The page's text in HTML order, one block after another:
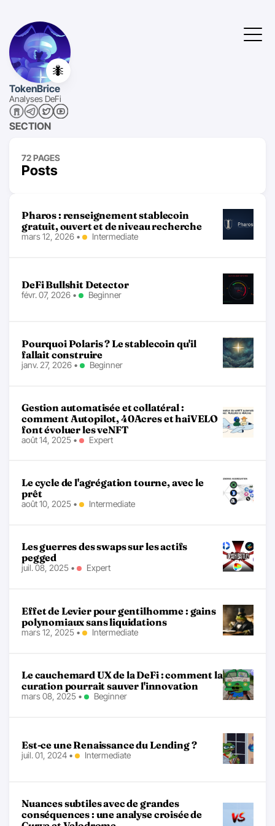
🐜
TokenBrice
Analyses DeFi
SECTION
72 PAGES
Posts
Pharos : renseignement stablecoin
gratuit, ouvert et de niveau recherche
mars 12, 2026 • Intermediate
DeFi Bullshit Detector
févr. 07, 2026 • Beginner
Pourquoi Polaris ? Le stablecoin qu'il
fallait construire
janv. 27, 2026 • Beginner
Gestion automatisée et collatéral :
comment Autopilot, 40Acres et haiVELO
font évoluer les veNFT
août 14, 2025 • Expert
Le cycle de l'agrégation tourne, avec le
prêt
août 10, 2025 • Intermediate
Les guerres des swaps sur les actifs
pegged
juil. 08, 2025 • Expert
Effet de Levier pour gentilhomme : gains
polynomiaux sans liquidations
mars 12, 2025 • Intermediate
Le cauchemard UX de la DeFi : comment la
curation pourrait sauver l'innovation
mars 08, 2025 • Beginner
Est-ce une Renaissance du Lending ?
juil. 01, 2024 • Intermediate
Nuances subtiles avec de grandes
conséquences : une analyse croisée de